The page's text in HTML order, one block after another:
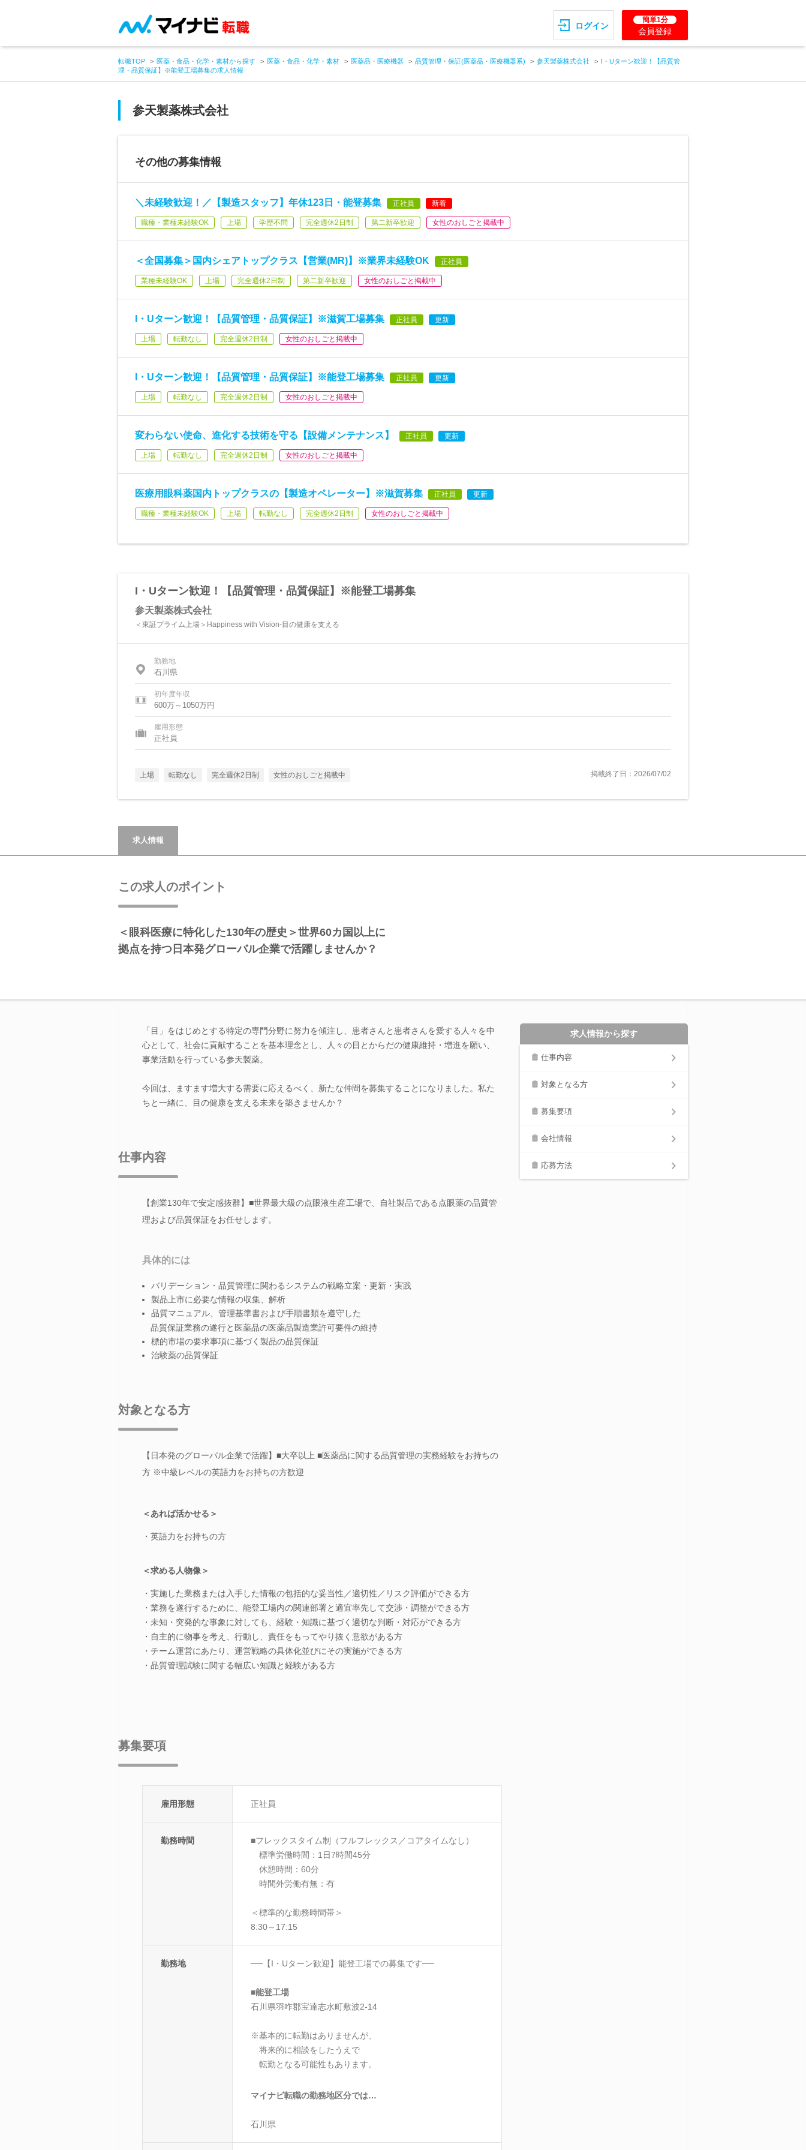
ログイン
簡単1分
会員登録
転職TOP 医薬・食品・化学・素材から探す 医薬・食品・化学・素材 医薬品・医療機器 品質管理・保証(医薬品・医療機器系) 参天製薬株式会社
I・Uターン歓迎！【品質管
理・品質保証】※能登工場募集の求人情報
参天製薬株式会社
その他の募集情報
＼未経験歓迎！／【製造スタッフ】年休123日・能登募集 正社員 新着
職種・業種未経験OK 上場 学歴不問 完全週休2日制 第二新卒歓迎 女性のおしごと掲載中
＜全国募集＞国内シェアトップクラス【営業(MR)】※業界未経験OK 正社員
業種未経験OK 上場 完全週休2日制 第二新卒歓迎 女性のおしごと掲載中
I・Uターン歓迎！【品質管理・品質保証】※滋賀工場募集 正社員 更新
上場 転勤なし 完全週休2日制 女性のおしごと掲載中
I・Uターン歓迎！【品質管理・品質保証】※能登工場募集 正社員 更新
上場 転勤なし 完全週休2日制 女性のおしごと掲載中
変わらない使命、進化する技術を守る【設備メンテナンス】 正社員 更新
上場 転勤なし 完全週休2日制 女性のおしごと掲載中
医療用眼科薬国内トップクラスの【製造オペレーター】※滋賀募集 正社員 更新
職種・業種未経験OK 上場 転勤なし 完全週休2日制 女性のおしごと掲載中
I・Uターン歓迎！【品質管理・品質保証】※能登工場募集
参天製薬株式会社
＜東証プライム上場＞Happiness with Vision-目の健康を支える
勤務地
石川県
初年度年収
600万～1050万円
雇用形態
正社員
上場 転勤なし 完全週休2日制 女性のおしごと掲載中 掲載終了日：2026/07/02
求人情報
この求人のポイント
＜眼科医療に特化した130年の歴史＞世界60カ国以上に
拠点を持つ日本発グローバル企業で活躍しませんか？
「目」をはじめとする特定の専門分野に努力を傾注し、患者さんと患者さんを愛する人々を中
心として、社会に貢献することを基本理念とし、人々の目とからだの健康維持・増進を願い、
事業活動を行っている参天製薬。
今回は、ますます増大する需要に応えるべく、新たな仲間を募集することになりました。私た
ちと一緒に、目の健康を支える未来を築きませんか？
仕事内容
【創業130年で安定感抜群】■世界最大級の点眼液生産工場で、自社製品である点眼薬の品質管
理および品質保証をお任せします。
具体的には
バリデーション・品質管理に関わるシステムの戦略立案・更新・実践
製品上市に必要な情報の収集、解析
品質マニュアル、管理基準書および手順書類を遵守した
品質保証業務の遂行と医薬品の医薬品製造業許可要件の維持
標的市場の要求事項に基づく製品の品質保証
治験薬の品質保証
対象となる方
【日本発のグローバル企業で活躍】■大卒以上 ■医薬品に関する品質管理の実務経験をお持ちの
方 ※中級レベルの英語力をお持ちの方歓迎
＜あれば活かせる＞
・英語力をお持ちの方
＜求める人物像＞
・実施した業務または入手した情報の包括的な妥当性／適切性／リスク評価ができる方
・業務を遂行するために、能登工場内の関連部署と適宜率先して交渉・調整ができる方
・未知・突発的な事象に対しても、経験・知識に基づく適切な判断・対応ができる方
・自主的に物事を考え、行動し、責任をもってやり抜く意欲がある方
・チーム運営にあたり、運営戦略の具体化並びにその実施ができる方
・品質管理試験に関する幅広い知識と経験がある方
募集要項
雇用形態 正社員
勤務時間
■フレックスタイム制（フルフレックス／コアタイムなし）
標準労働時間：1日7時間45分
休憩時間：60分
時間外労働有無：有
＜標準的な勤務時間帯＞
8:30～17:15
勤務地 ──【I・Uターン歓迎】能登工場での募集です──
■能登工場
石川県羽咋郡宝達志水町敷波2-14
※基本的に転勤はありませんが、
将来的に相談をしたうえで
転勤となる可能性もあります。
マイナビ転職の勤務地区分では…
石川県
求人情報から探す
仕事内容
対象となる方
募集要項
会社情報
応募方法